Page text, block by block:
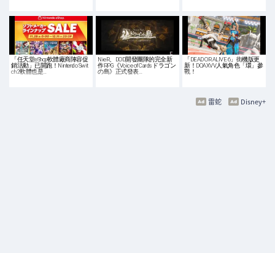
「任天堂eShop軟體廠商陣容促
銷活動」已開跑！Nintendo Swit
ch 2軟體也是…
NieR、DOD開發團隊的完全新
作RPG《Voice of Cards ドラゴン
の島》正式發表…
「DEAD OR ALIVE 6」街機版更
新！DOAXVV人氣角色「環」參
戰！
Disney+
雷蛇